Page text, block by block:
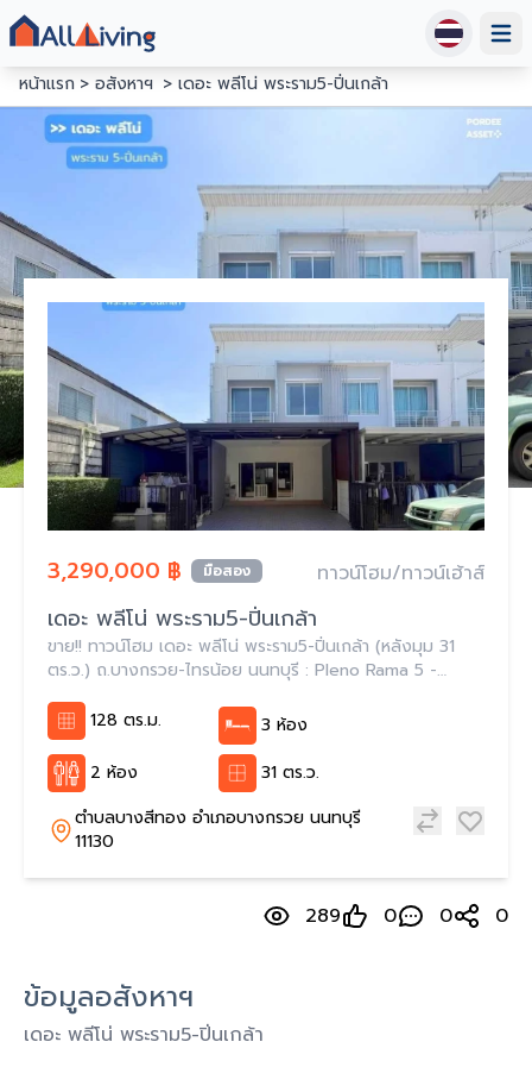
หน้าแรก
อสังหาฯ เดอะ พลีโน่ พระราม5-ปิ่นเกล้า
3,290,000 ฿ มือสอง ทาวน์โฮม/ทาวน์เฮ้าส์
เดอะ พลีโน่ พระราม5-ปิ่นเกล้า
ขาย!! ทาวน์โฮม เดอะ พลีโน่ พระราม5-ปิ่นเกล้า (หลังมุม 31
ตร.ว.) ถ.บางกรวย-ไทรน้อย นนทบุรี : Pleno Rama 5 -
128 ตร.ม.
3 ห้อง
2 ห้อง
31 ตร.ว.
ตำบลบางสีทอง อำเภอบางกรวย นนทบุรี
11130
289 0 0 0
ข้อมูลอสังหาฯ
เดอะ พลีโน่ พระราม5-ปิ่นเกล้า